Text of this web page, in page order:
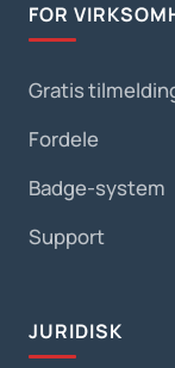
FOR
Gratis
Fordele
Badge-system
Support
JURIDISK